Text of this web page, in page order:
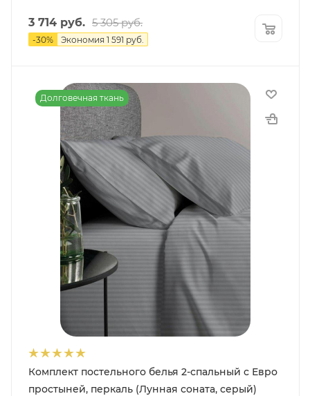
3 714 руб. 5 305руб.
-30% Экономия 1 591 руб.
Долговечная ткань
Комплект постельного белья 2-спальный с Евро
простыней, перкаль (Лунная соната, серый)